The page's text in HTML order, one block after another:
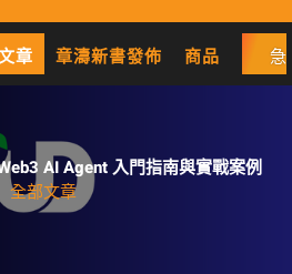
章 章濤新書發佈 商品 急
AI Agent 入門指南與實戰案例
全部文章